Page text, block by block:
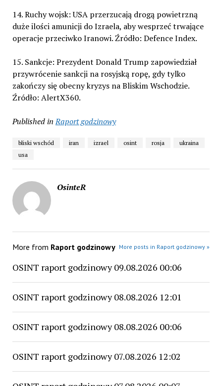
14. Ruchy wojsk: USA przerzucają drogą powietrzną
duże ilości amunicji do Izraela, aby wesprzeć trwające
operacje przeciwko Iranowi. Źródło: Defence Index.
15. Sankcje: Prezydent Donald Trump zapowiedział
przywrócenie sankcji na rosyjską ropę, gdy tylko
zakończy się obecny kryzys na Bliskim Wschodzie.
Źródło: AlertX360.
Published in Raport godzinowy
bliski wschód iran izrael osint rosja
ukraina
usa
OsinteR
More from Raport godzinowy More posts in Raport godzinowy »
OSINT raport godzinowy 09.08.2026 00:06
OSINT raport godzinowy 08.08.2026 12:01
OSINT raport godzinowy 08.08.2026 00:06
OSINT raport godzinowy 07.08.2026 12:02